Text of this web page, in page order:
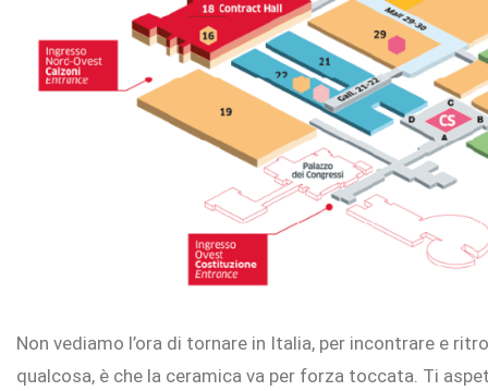
Non vediamo l’ora di tornare in Italia, per incontrare e
qualcosa, è che la ceramica va per forza toccata. Ti